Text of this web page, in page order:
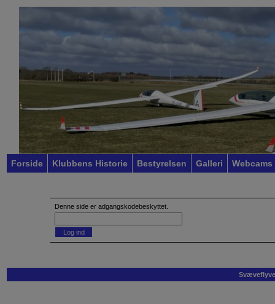
Forside Klubbens Historie Bestyrelsen Galleri Webcams
Denne side er adgangskodebeskyttet.
Log ind